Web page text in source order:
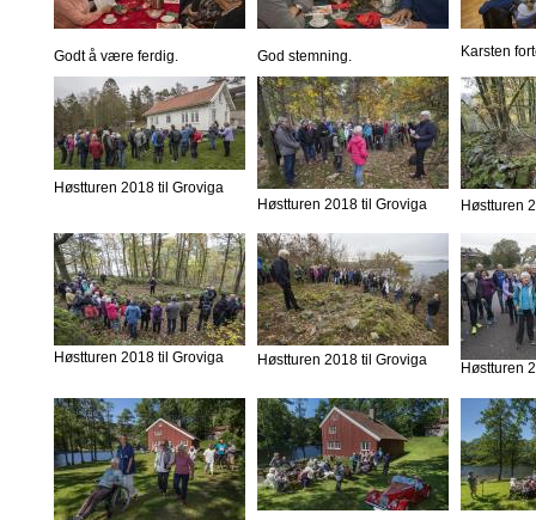
Godt å være ferdig. God stemning. Karsten
Høstturen 2018 til Groviga
Høstturen 2018 til Groviga
Høstturen
Høstturen 2018 til Groviga Høstturen 2018 til Groviga Høstturen